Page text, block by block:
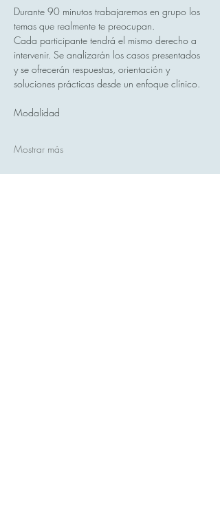
Durante 90 minutos trabajaremos en grupo los
temas que realmente te preocupan.
Cada participante tendrá el mismo derecho a
intervenir. Se analizarán los casos presentados
y se ofrecerán respuestas, orientación y
soluciones prácticas desde un enfoque clínico.
Modalidad
Mostrar más